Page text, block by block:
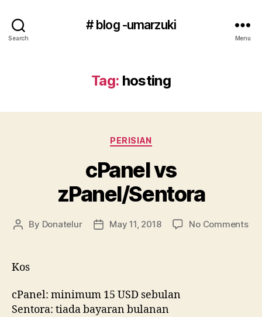
Search
# blog -umarzuki
Menu
Tag: hosting
Categories
PERISIAN
cPanel vs
zPanel/Sentora
Post
By Donatelur
PostMay 11, 2018 No Commentson
Kos
cPanel: minimum 15 USD sebulan
Sentora: tiada bayaran bulanan